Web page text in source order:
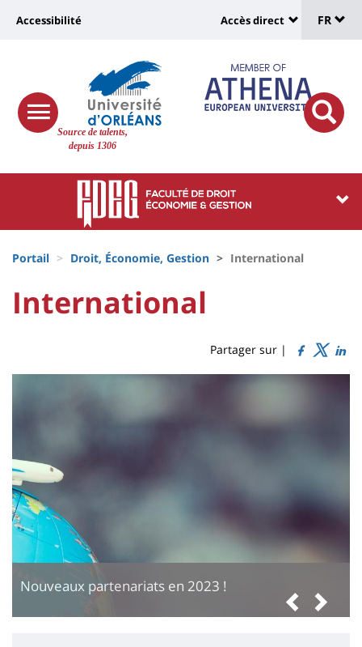
Site
Source de talents,
depuis 1306
Université
Recherche
responsive
menu
button
Université
vers
page
accessibilité
Accessibilité
:
Shortcut
links
Accès direct
de
FR
Université
Block
liste
des
composantes
d'Ariane
Portail Droit, Économie, Gestion International
University
University
content
Titre
page
International
Partager sur |
Nouveaux partenariats en 2023 !